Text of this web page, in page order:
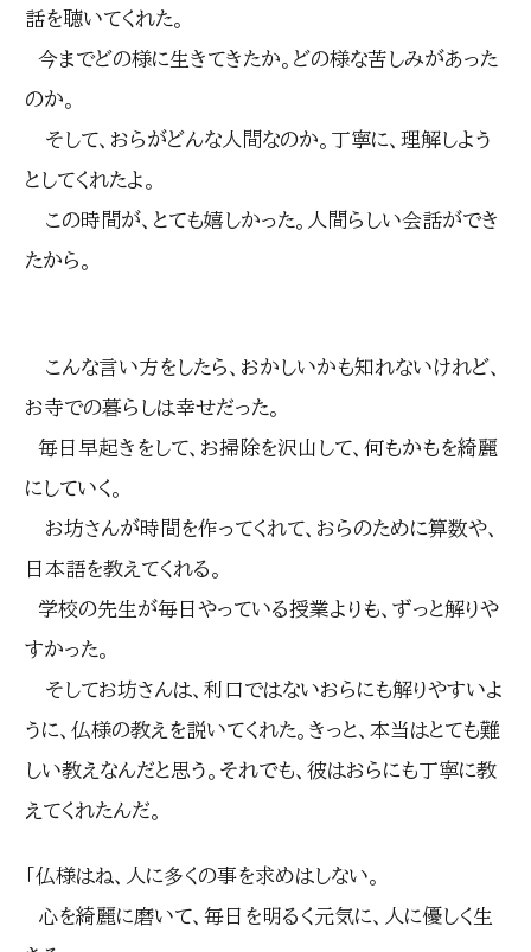
話を聴いてくれた。
今までどの様に生きてきたか。どの様な苦しみがあった
のか。
そして、おらがどんな人間なのか。丁寧に、理解しよう
としてくれたよ。
この時間が、とても嬉しかった。人間らしい会話ができ
たから。
こんな言い方をしたら、おかしいかも知れないけれど、
お寺での暮らしは幸せだった。
毎日早起きをして、お掃除を沢山して、何もかもを綺麗
にしていく。
お坊さんが時間を作ってくれて、おらのために算数や、
日本語を教えてくれる。
学校の先生が毎日やっている授業よりも、ずっと解りや
すかった。
そしてお坊さんは、利口ではないおらにも解りやすいよ
うに、仏様の教えを説いてくれた。きっと、本当はとても難
しい教えなんだと思う。それでも、彼はおらにも丁寧に教
えてくれたんだ。
「仏様はね、人に多くの事を求めはしない。
心を綺麗に磨いて、毎日を明るく元気に、人に優しく生